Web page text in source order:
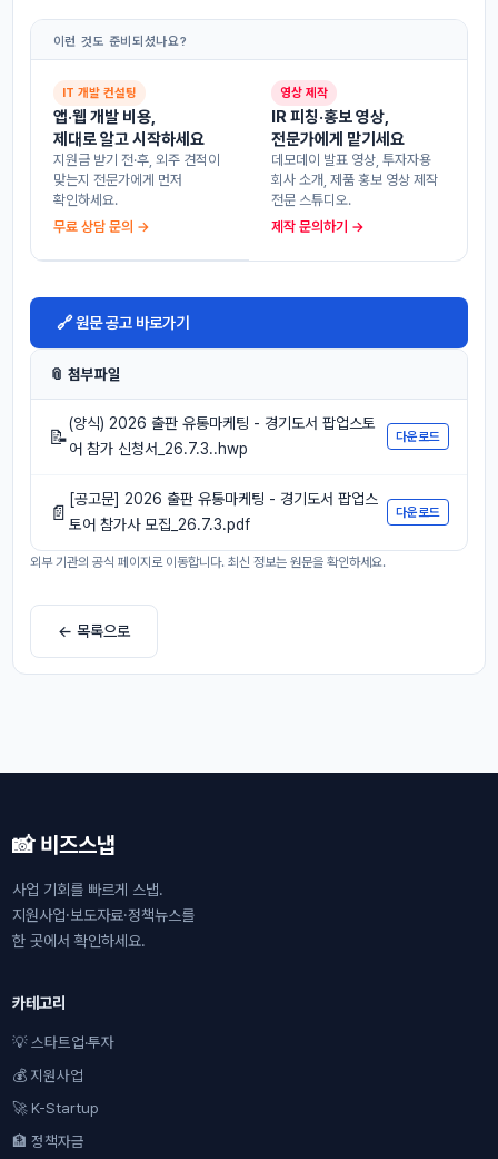
이런 것도 준비되셨나요?
IT 개발 컨설팅
앱·웹 개발 비용,
제대로 알고 시작하세요
지원금 받기 전·후, 외주 견적이
맞는지 전문가에게 먼저
확인하세요.
무료 상담 문의 →
영상 제작
IR 피칭·홍보 영상,
전문가에게 맡기세요
데모데이 발표 영상, 투자자용
회사 소개, 제품 홍보 영상 제작
전문 스튜디오.
제작 문의하기 →
🔗 원문 공고 바로가기
📎 첨부파일
📝
(양식) 2026 출판 유통마케팅 - 경기도서 팝업스토
어 참가 신청서_26.7.3..hwp
다운로드
📄
[공고문] 2026 출판 유통마케팅 - 경기도서 팝업스
토어 참가사 모집_26.7.3.pdf
다운로드
외부 기관의 공식 페이지로 이동합니다. 최신 정보는 원문을 확인하세요.
← 목록으로
📸 비즈스냅
사업 기회를 빠르게 스냅.
지원사업·보도자료·정책뉴스를
한 곳에서 확인하세요.
카테고리
💡 스타트업·투자
💰 지원사업
🚀 K-Startup
🏦 정책자금